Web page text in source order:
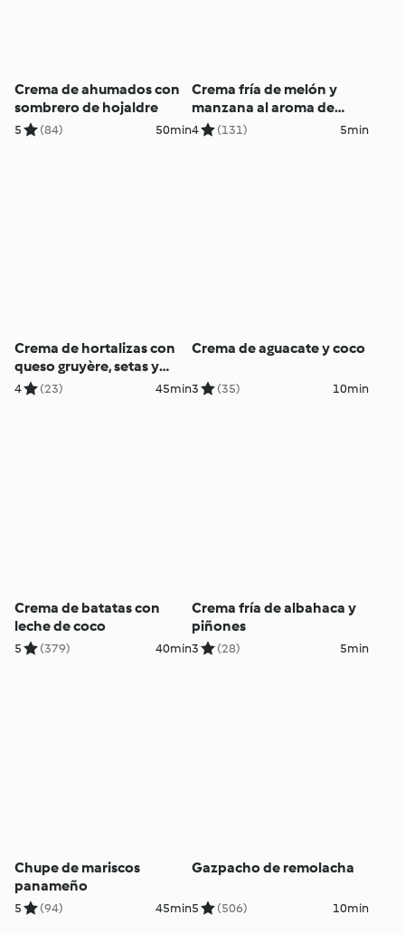
Crema de ahumados con
sombrero de hojaldre
5 (84) 50min
Crema fría de melón y
manzana al aroma de
limón y menta
4 (131) 5min
Crema de hortalizas con
queso gruyère, setas y
castañas
4 (23) 45min
Crema de aguacate y coco
3 (35) 10min
Crema de batatas con
leche de coco
5 (379) 40min
Crema fría de albahaca y
piñones
3 (28) 5min
Chupe de mariscos
panameño
5 (94) 45min
Gazpacho de remolacha
5 (506) 10min